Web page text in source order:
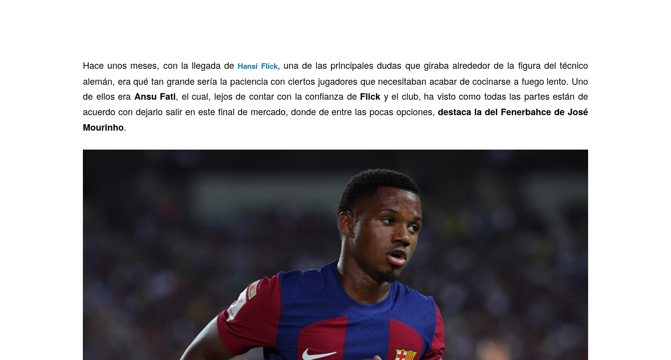
Hace unos meses, con la llegada de Hansi Flick, una de las principales dudas que giraba alrededor de la figura del técnico
alemán, era qué tan grande sería la paciencia con ciertos jugadores que necesitaban acabar de cocinarse a fuego lento. Uno
de ellos era Ansu Fati, el cual, lejos de contar con la confianza de Flick y el club, ha visto como todas las partes están de
acuerdo con dejarlo salir en este final de mercado, donde de entre las pocas opciones,destaca la del Fenerbahce de José
Mourinho.